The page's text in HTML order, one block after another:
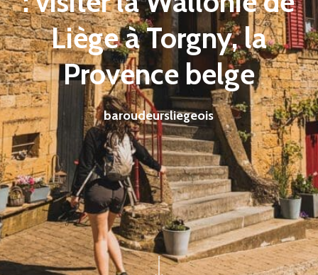
Liège à Torgny, la
Provence belge
baroudeursliegeois